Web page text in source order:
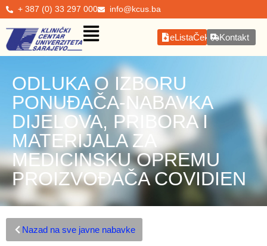
+ 387 (0) 33 297 000 info@kcus.ba
eListaČekanjaKontakt
ODLUKA O IZBORU
PONUĐAČA-NABAVKA
DIJELOVA, PRIBORA I
MATERIJALA ZA
MEDICINSKU OPREMU
PROIZVOĐAČA COVIDIEN
Nazad na sve javne nabavke